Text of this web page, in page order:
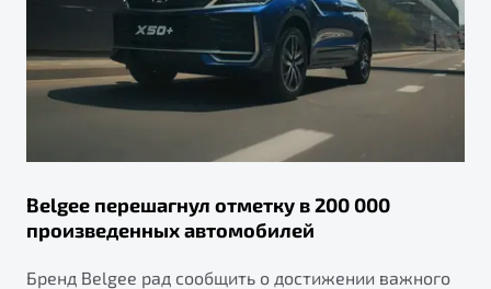
Belgee перешагнул отметку в 200 000
произведенных автомобилей
Бренд Belgee рад сообщить о достижении важного